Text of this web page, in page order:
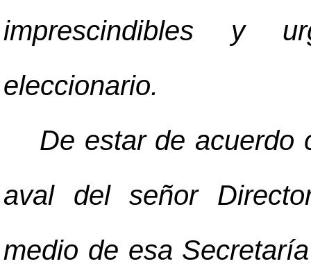
imprescindibles y
eleccionario.
De estar de acuerdo
aval del señor
medio de esa